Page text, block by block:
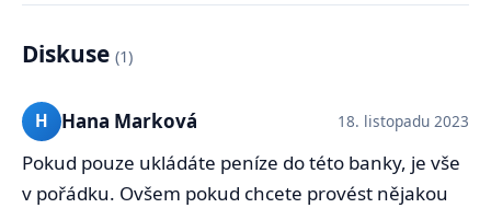
Diskuse (1)
H Hana Marková 18. listopadu 2023
Pokud pouze ukládáte peníze do této banky, je vše
v pořádku. Ovšem pokud chcete provést nějakou